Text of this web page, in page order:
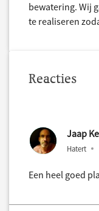
bewatering. Wij
te realiseren
Reacties
Jaap
Hatert
Een heel goed